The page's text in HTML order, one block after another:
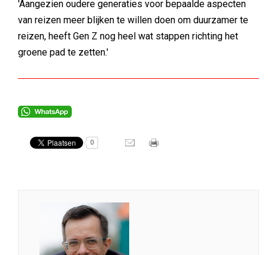
'Aangezien oudere generaties voor bepaalde aspecten
van reizen meer blijken te willen doen om duurzamer te
reizen, heeft Gen Z nog heel wat stappen richting het
groene pad te zetten.'
0